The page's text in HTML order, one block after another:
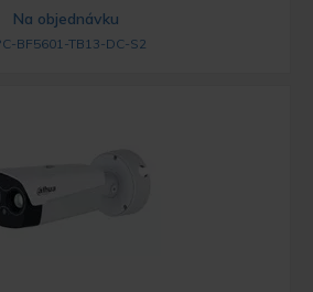
Na objednávku
BF5601-TB13-DC-S2